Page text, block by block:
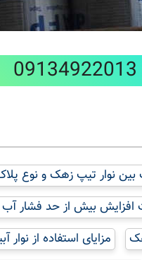
بین نوار تیپ زهک و نوع
افزایش بیش از حد فشار
مزایای استفاده از نوار